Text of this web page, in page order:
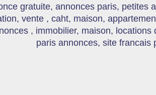
gratuite, annonces paris, petites
vente , caht, maison,
, immobilier, maison,
paris annonces, site francais